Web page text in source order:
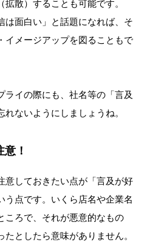
散）することも可能です。
は面白い」と話題になれば、そ
イメージアップを図ることもで
ライの際にも、社名等の「言及
ないようにしましょうね。
！
意しておきたい点が「言及が好
う点です。いくら店名や企業名
ころで、それが悪意的なもの
たとしたら意味がありません。